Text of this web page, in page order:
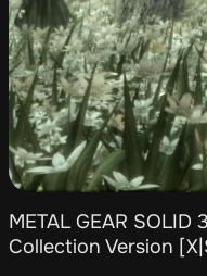
METAL GEAR
Collection Version